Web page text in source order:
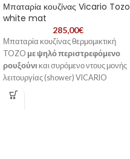
Μπαταρία κουζίνας Vicario Tozo
white mat
285,00€
Μπαταρία κουζίνας θερμομικτική
TOZO με ψηλό περιστρεφόμενο
ρουξούνι και συρόμενο ντους μονής
λειτουργίας (shower) VICARIO
Ιταλίας.